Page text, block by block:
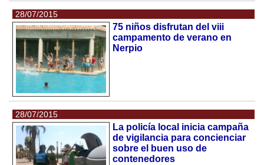
28/07/2015
75 niños disfrutan del viii
campamento de verano en
Nerpio
28/07/2015
La policía local inicia campaña
de vigilancia para concienciar
sobre el buen uso de
contenedores